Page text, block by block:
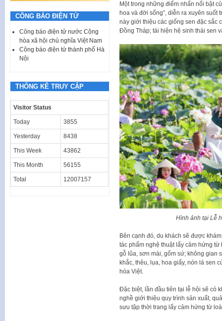
Một trong những điểm nhấn nổi bật
hoa và đời sống”, diễn ra xuyên
này giới thiệu các giống sen đặc sắc
Đồng Tháp; tái hiện hệ sinh thái sen
Hình ảnh tại Lễ
Bên cạnh đó, du khách sẽ được
tác phẩm nghệ thuật lấy cảm hứng
gỗ lũa, sơn mài, gốm sứ; không gian
khắc, thêu, lụa, hoa giấy, nón lá sen
hóa Việt.
Đặc biệt, lần đầu tiên tại lễ hội sẽ có
nghề giới thiệu quy trình sản xuất,
sưu tập thời trang lấy cảm hứng từ
CÔNG BÁO ĐIỆN TỬ
Công báo điện tử nước Cộng
hòa xã hội chủ nghĩa Việt Nam
Công báo điện tử thành phố Hà
Nội
THỐNG KÊ TRUY CẬP
Visitor Status
Today 3855
Yesterday 8438
This Week 43862
This Month 56155
Total 12007157